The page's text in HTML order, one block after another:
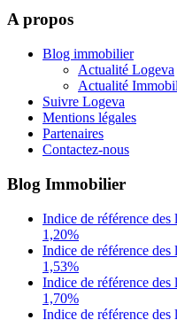
A propos
Blog immobilier
Actualité Logeva
Actualité
Suivre Logeva
Mentions légales
Partenaires
Contactez-nous
Blog Immobilier
Indice de référence
1,20%
Indice de référence
1,53%
Indice de référence
1,70%
Indice de référence